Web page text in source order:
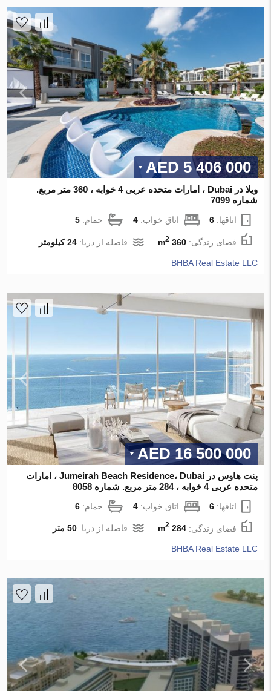
5 406 000 AED
ویلا در Dubai ، امارات متحده عربی 4 خوابه ، 360 متر مربع.
شماره 7099
اتاقها:6 اتاق خواب:4 حمام:5
فضای زندگی:360 m
2 فاصله از دریا:24 کیلومتر
BHBA Real Estate LLC
16 500 000 AED
پنت هاوس در Jumeirah Beach Residence، Dubai ، امارات
متحده عربی 4 خوابه ، 284 متر مربع. شماره 8058
اتاقها:6 اتاق خواب:4 حمام:6
فضای زندگی:284 m
2 فاصله از دریا:50 متر
BHBA Real Estate LLC